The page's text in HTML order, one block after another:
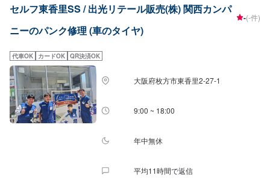
セルフ東香里SS / 出光リテール販売(株) 関西カンパ
ニーのパンク修理 (車のタイヤ)
-(-件)
代車OK カードOK QR決済OK
大阪府枚方市東香里2-27-1
9:00 ~ 18:00
年中無休
平均11時間で返信